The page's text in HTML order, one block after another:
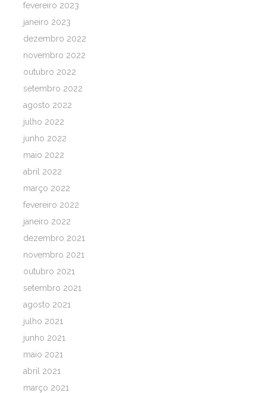
fevereiro 2023
janeiro 2023
dezembro 2022
novembro 2022
outubro 2022
setembro 2022
agosto 2022
julho 2022
junho 2022
maio 2022
abril 2022
março 2022
fevereiro 2022
janeiro 2022
dezembro 2021
novembro 2021
outubro 2021
setembro 2021
agosto 2021
julho 2021
junho 2021
maio 2021
abril 2021
março 2021